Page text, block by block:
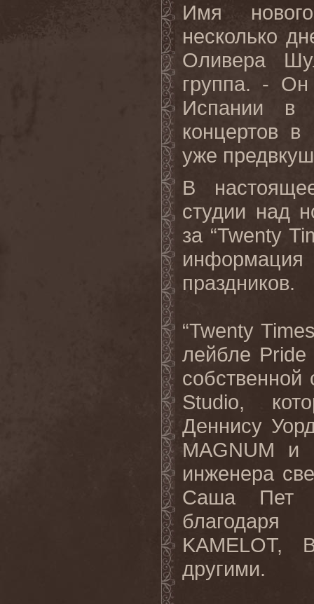
Имя
несколько
Оливера
группа. -
Испании в
концертов
уже
В
студии над
за “Twenty
информация
праздников.
“Twenty
лейбле
Studio,
Деннису
MAGNUM и
инженера
Саша Пет
благодаря
KAMELOT,
другими.